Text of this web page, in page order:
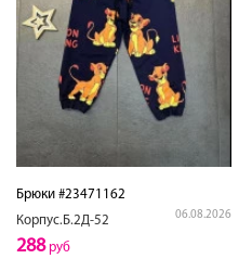
Брюки #23471162
Корпус.Б.2Д-52
06.08.2026
288руб